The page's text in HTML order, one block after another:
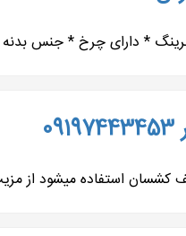
* دارای چرخ * جنس بدنه
استفاده میشود از